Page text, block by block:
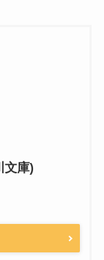
文庫)